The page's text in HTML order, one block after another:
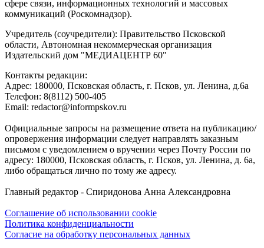
сфере связи, информационных технологий и массовых
коммуникаций (Роскомнадзор).
Учредитель (соучредители): Правительство Псковской
области, Автономная некоммерческая организация
Издательский дом "МЕДИАЦЕНТР 60"
Контакты редакции:
Адреc: 180000, Псковская область, г. Псков, ул. Ленина, д.6а
Телефон: 8(8112) 500-405
Email: redactor@informpskov.ru
Официальные запросы на размещение ответа на публикацию/
опровержения информации следует направлять заказным
письмом с уведомлением о вручении через Почту России по
адресу: 180000, Псковская область, г. Псков, ул. Ленина, д. 6а,
либо обращаться лично по тому же адресу.
Главный редактор - Спиридонова Анна Александровна
Соглашение об использовании cookie
Политика конфиденциальности
Согласие на обработку персональных данных